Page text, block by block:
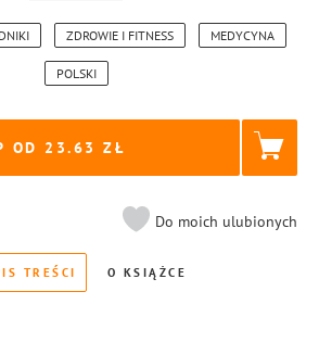
ZDROWIE I FITNESS MEDYCYNA
POLSKI
OD 23.63
Do moich ulubionych
TREŚCI O KSIĄŻCE